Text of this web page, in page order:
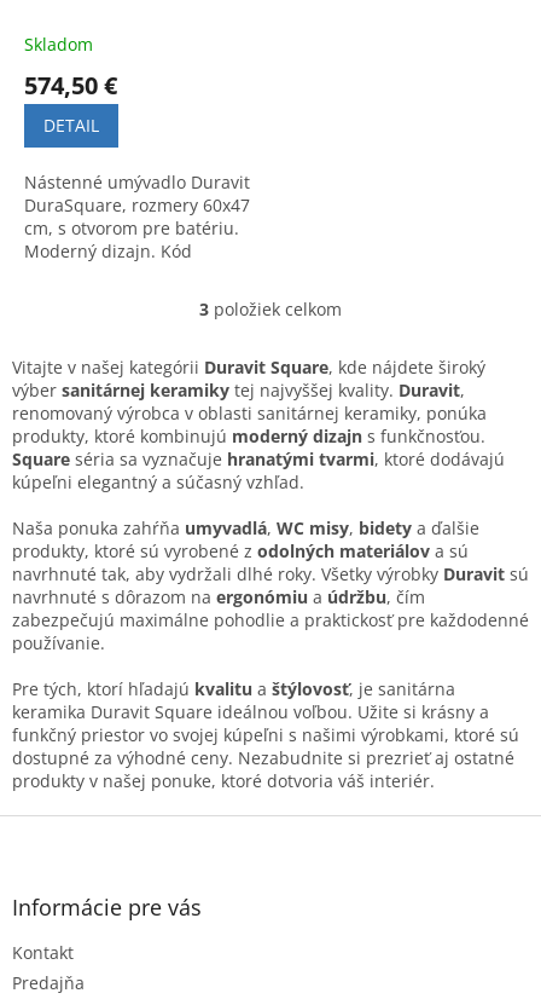
Skladom
574,50 €
DETAIL
Nástenné umývadlo Duravit
DuraSquare, rozmery 60x47
cm, s otvorom pre batériu.
Moderný dizajn. Kód
O
l
á
d
a
c
i
p
r
v
k
y
p
i
s
u
3 položiek celkom
Vitajte v našej kategórii Duravit Square, kde nájdete široký
výber sanitárnej keramiky tej najvyššej kvality. Duravit,
renomovaný výrobca v oblasti sanitárnej keramiky, ponúka
produkty, ktoré kombinujú moderný dizajn s funkčnosťou.
Square séria sa vyznačuje hranatými tvarmi, ktoré dodávajú
kúpeľni elegantný a súčasný vzhľad.
Naša ponuka zahŕňa umyvadlá, WC misy, bidety a ďalšie
produkty, ktoré sú vyrobené z odolných materiálov a sú
navrhnuté tak, aby vydržali dlhé roky. Všetky výrobky Duravit sú
navrhnuté s dôrazom na ergonómiu a údržbu, čím
zabezpečujú maximálne pohodlie a praktickosť pre každodenné
používanie.
Pre tých, ktorí hľadajú kvalitu a štýlovosť, je sanitárna
keramika Duravit Square ideálnou voľbou. Užite si krásny a
funkčný priestor vo svojej kúpeľni s našimi výrobkami, ktoré sú
dostupné za výhodné ceny. Nezabudnite si prezrieť aj ostatné
produkty v našej ponuke, ktoré dotvoria váš interiér.
Z
Informácie pre vás
Kontakt
Predajňa